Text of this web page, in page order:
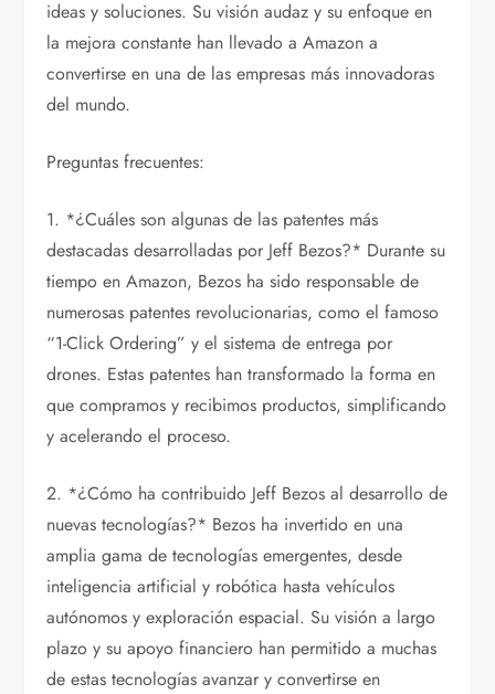
ideas y soluciones. Su visión audaz y su enfoque en
la mejora constante han llevado a Amazon a
convertirse en una de las empresas más innovadoras
del mundo.
Preguntas frecuentes:
1. *¿Cuáles son algunas de las patentes más
destacadas desarrolladas por Jeff Bezos?* Durante su
tiempo en Amazon, Bezos ha sido responsable de
numerosas patentes revolucionarias, como el famoso
“1-Click Ordering” y el sistema de entrega por
drones. Estas patentes han transformado la forma en
que compramos y recibimos productos, simplificando
y acelerando el proceso.
2. *¿Cómo ha contribuido Jeff Bezos al desarrollo de
nuevas tecnologías?* Bezos ha invertido en una
amplia gama de tecnologías emergentes, desde
inteligencia artificial y robótica hasta vehículos
autónomos y exploración espacial. Su visión a largo
plazo y su apoyo financiero han permitido a muchas
de estas tecnologías avanzar y convertirse en